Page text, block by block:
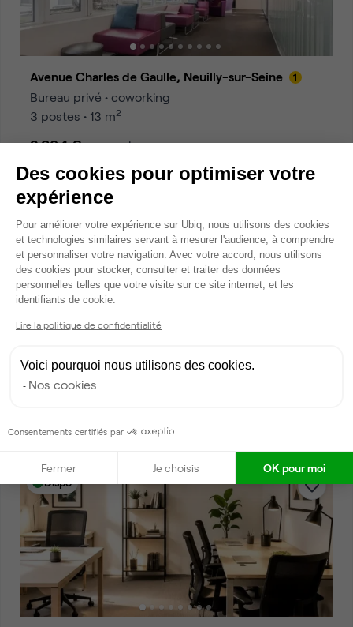
Avenue Charles de Gaulle, Neuilly-sur-Seine
Bureau privé • coworking
3 postes • 13 m2
2 094 € par mois
Dispo
Rue de Villiers, Neuilly-sur-Seine
Bureau privé • coworking
2 250 € par mois
Dispo
Des cookies pour optimiser votre
expérience
Plateforme de Gestion du
Pour améliorer votre expérience sur Ubiq, nous utilisons des cookies
et technologies similaires servant à mesurer l'audience, à comprendre
et personnaliser votre navigation. Avec votre accord, nous utilisons
des cookies pour stocker, consulter et traiter des données
personnelles telles que votre visite sur ce site internet, et les
identifiants de cookie.
Lire la politique de confidentialité
Voici pourquoi nous utilisons des cookies.
Nos cookies
Consentements certifiés par
Fermer Je choisis OK pour moi